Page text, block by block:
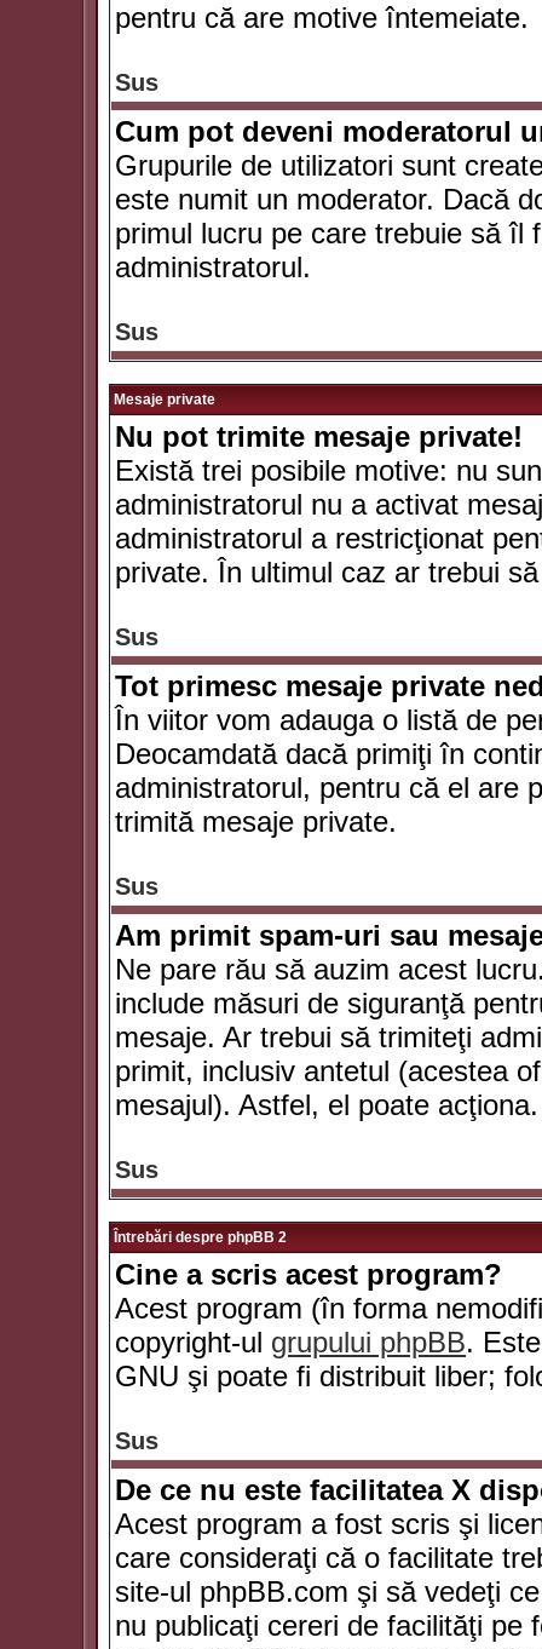
pentru că are motive întemeiate.
Sus
Cum pot deveni moderatorul
Grupurile de utilizatori sunt
este numit un moderator. Dacă
primul lucru pe care trebuie să îl
administratorul.
Sus
Mesaje private
Nu pot trimite mesaje private!
Există trei posibile motive: nu
administratorul nu a activat
administratorul a restricţionat
private. În ultimul caz ar trebui
Sus
Tot primesc mesaje private
În viitor vom adauga o listă de
Deocamdată dacă primiţi în
administratorul, pentru că el are
trimită mesaje private.
Sus
Am primit spam-uri sau
Ne pare rău să auzim acest
include măsuri de siguranţă
mesaje. Ar trebui să trimiteţi
primit, inclusiv antetul (acestea
mesajul). Astfel, el poate acţiona.
Sus
Întrebări despre phpBB 2
Cine a scris acest program?
Acest program (în forma
copyright-ul grupului phpBB.
GNU şi poate fi distribuit liber;
Sus
De ce nu este facilitatea X
Acest program a fost scris şi
care consideraţi că o facilitate
site-ul phpBB.com şi să vedeţi
nu publicaţi cereri de facilităţi pe